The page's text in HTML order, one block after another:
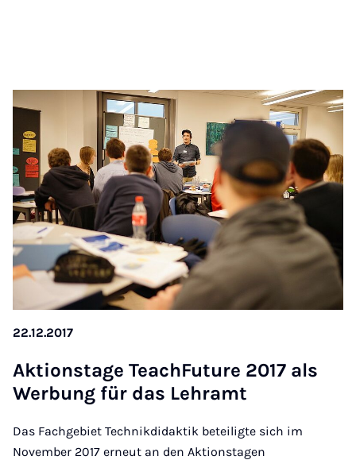
22.12.2017
Ak­ti­ons­ta­ge Te­ach­Fu­ture 2017 als
Wer­bung für das Lehr­amt
Das Fachgebiet Technikdidaktik beteiligte sich im
November 2017 erneut an den Aktionstagen